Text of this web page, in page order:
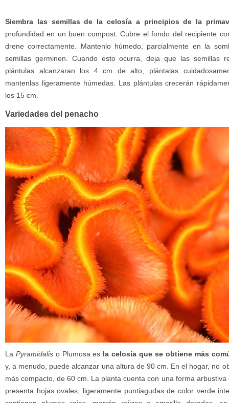
Siembra las semillas de la celosía a principios de la
profundidad en un buen compost. Cubre el fondo del recipiente
drene correctamente. Mantenlo húmedo, parcialmente en la
semillas germinen. Cuando esto ocurra, deja que las semillas
plántulas alcanzaran los 4 cm de alto, plántalas
mantenlas ligeramente húmedas. Las plántulas crecerán
los 15 cm.
Variedades del penacho
La Pyramidaliso Plumosa es la celosía que se obtiene más
y, a menudo, puede alcanzar una altura de 90 cm. En el hogar, no
más compacto, de 60 cm. La planta cuenta con una forma
presenta hojas ovales, ligeramente puntiagudas de color verde